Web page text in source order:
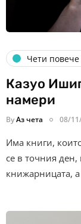
Чети повече
Казуо
намери
ByАз чета 08/
Има книги,
се в точния
книжарницата,